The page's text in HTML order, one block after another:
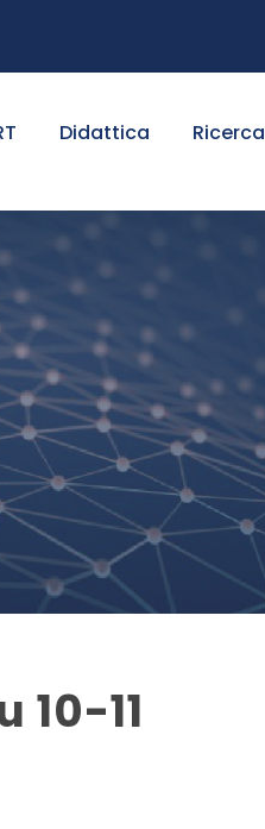
Didattica Ricerca
11